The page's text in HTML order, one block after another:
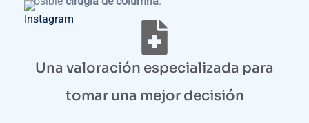
Una valoración especializada para
tomar una mejor decisión